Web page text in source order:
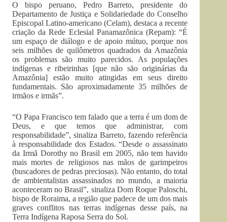
O bispo peruano, Pedro Barreto, presidente do
Departamento de Justiça e Solidariedade do Conselho
Episcopal Latino-americano (Celam), destaca a recente
criação da Rede Eclesial Panamazônica (Repam): “É
um espaço de diálogo e de apoio mútuo, porque nos
seis milhões de quilômetros quadrados da Amazônia
os problemas são muito parecidos. As populações
indígenas e ribeirinhas [que não são originárias da
Amazônia] estão muito atingidas em seus direito
fundamentais. São aproximadamente 35 milhões de
irmãos e irmãs”.
“O Papa Francisco tem falado que a terra é um dom de
Deus, e que temos que administrar, com
responsabilidade”, sinaliza Barreto, fazendo referência
à responsabilidade dos Estados. “Desde o assassinato
da Irmã Dorothy no Brasil em 2005, não tem havido
mais mortes de religiosos nas mãos de garimpeiros
(buscadores de pedras preciosas). Não entanto, do total
de ambientalistas assassinados no mundo, a maioria
aconteceram no Brasil”, sinaliza Dom Roque Paloschi,
bispo de Roraima, a região que padece de um dos mais
graves conflitos nas terras indígenas desse país, na
Terra Indígena Raposa Serra do Sol.